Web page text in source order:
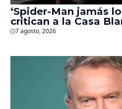
‘Spider-Man jamás
critican a la Casa
al héroe para
7 agosto, 2026